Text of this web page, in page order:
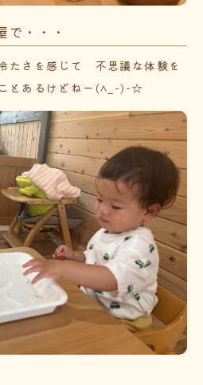
・・・
たさを感じて 不思議な体験を
とあるけどねー(^_-)-☆